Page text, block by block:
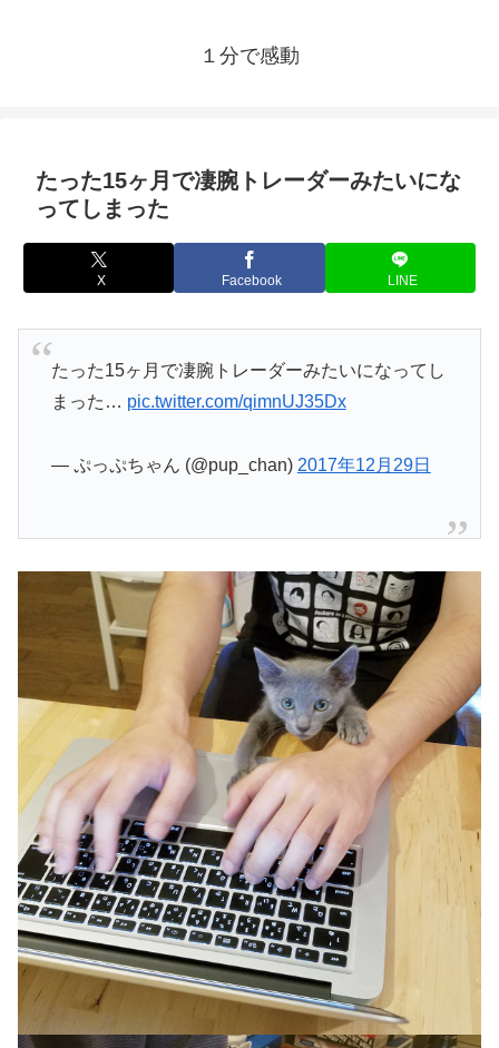
１分で感動
たった15ヶ月で凄腕トレーダーみたいにな
ってしまった
X Facebook LINE
たった15ヶ月で凄腕トレーダーみたいになってし
まった… pic.twitter.com/qimnUJ35Dx
— ぷっぷちゃん (@pup_chan) 2017年12月29日